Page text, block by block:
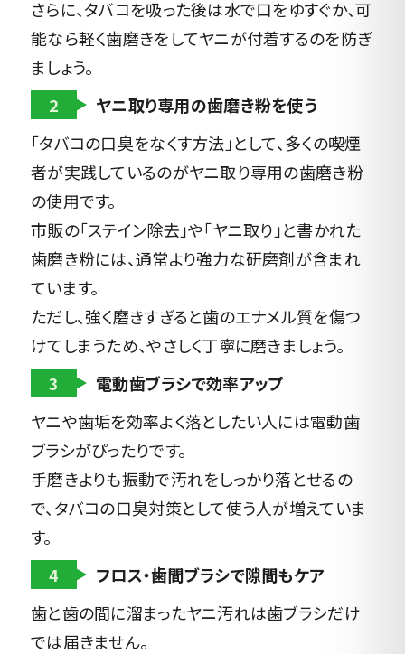
さらに、タバコを吸った後は水で口をゆすぐか、可
能なら軽く歯磨きをしてヤニが付着するのを防ぎ
ましょう。
2
ヤニ取り専用の歯磨き粉を使う
「タバコの口臭をなくす方法」として、多くの喫煙
者が実践しているのがヤニ取り専用の歯磨き粉
の使用です。
市販の「ステイン除去」や「ヤニ取り」と書かれた
歯磨き粉には、通常より強力な研磨剤が含まれ
ています。
ただし、強く磨きすぎると歯のエナメル質を傷つ
けてしまうため、やさしく丁寧に磨きましょう。
3
電動歯ブラシで効率アップ
ヤニや歯垢を効率よく落としたい人には電動歯
ブラシがぴったりです。
手磨きよりも振動で汚れをしっかり落とせるの
で、タバコの口臭対策として使う人が増えていま
す。
4
フロス・歯間ブラシで隙間もケア
歯と歯の間に溜まったヤニ汚れは歯ブラシだけ
では届きません。